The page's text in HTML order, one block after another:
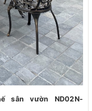
sân vườn ND02N-